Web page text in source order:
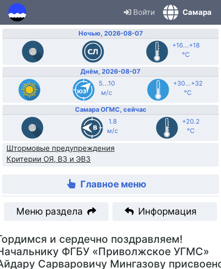
Войти Самара
Ночью, 2026-08-07
+16...+18
°C
Днём, 2026-08-07
5...10
м/с
+30...+32
°C
Самара ОГМС, сейчас
1.8
м/с
+20.2
°C
Штормовые предупреждения
Критерии ОЯ, ВЗ и ЭВЗ
Главное меню
Меню раздела Информация
и сердечно поздравляем!
ФГБУ «Приволжское УГМС»
Сарваровичу Мингазову